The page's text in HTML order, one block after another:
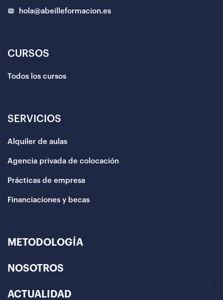
hola@abeilleformacion.es
CURSOS
Todos los cursos
SERVICIOS
Alquiler de aulas
Agencia privada de colocación
Prácticas de empresa
Financiaciones y becas
METODOLOGÍA
NOSOTROS
ACTUALIDAD